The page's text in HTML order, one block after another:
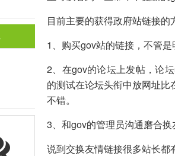
目前主要的获得政府站链接的
1、购买gov站的链接，不管是
2、在gov的论坛上发帖，论
的测试在论坛头衔中放网址
不错。
3、和gov的管理员沟通磨合换
说到交换友情链接很多站长都